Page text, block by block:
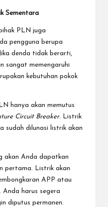
Sementara
PLN juga
pengguna berupa
denda tidak berarti,
sangat memengaruhi
kebutuhan pokok
hanya akan memutus
Circuit Breaker. Listrik
sudah dilunasi listrik akan
akan Anda dapatkan
pertama. Listrik akan
APP atau
harus segera
diputus permanen.